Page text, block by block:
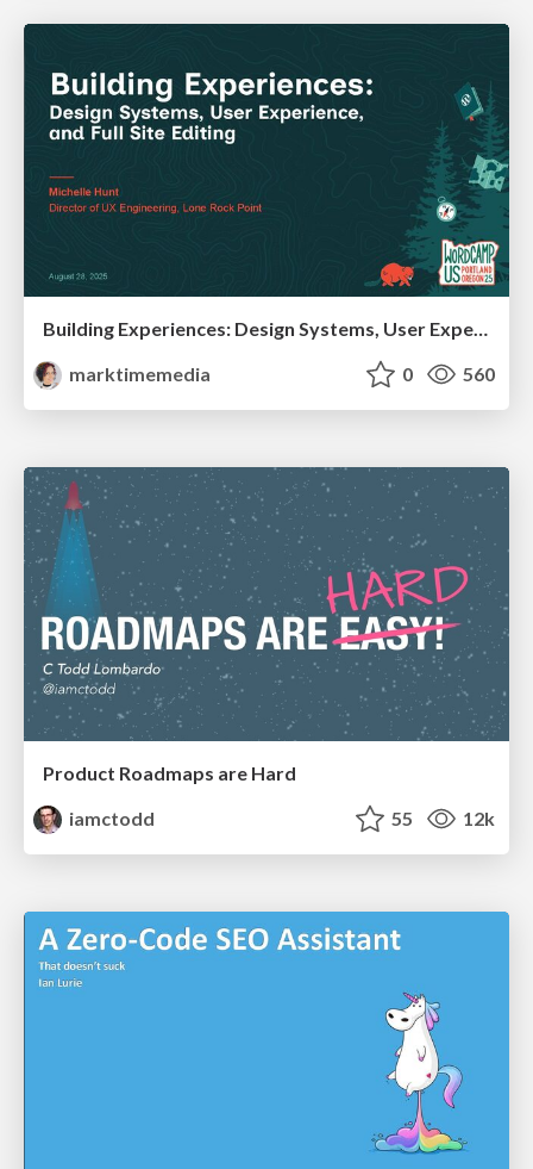
Building Experiences: Design Systems, User Experience, and Full Site Editing
marktimemedia
0 560
Product Roadmaps are Hard
iamctodd
55 12k